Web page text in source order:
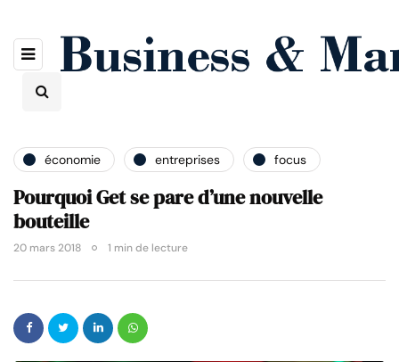
économie entreprises focus
Pourquoi Get se pare d’une nouvelle
bouteille
20 mars 2018 1 min de lecture